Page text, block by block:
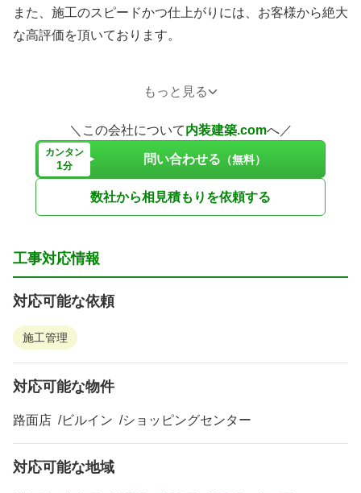
また、施工のスピードかつ仕上がりには、お客様から絶大
な高評価を頂いております。
困った事が有ったら先ずは当社へご連絡をください。
宜しくお願い申し上げます。
もっと見る
＼この会社について内装建築.comへ／
カンタン
1分 問い合わせる （無料）
数社から相見積もりを依頼する
工事対応情報
対応可能な依頼
施工管理
対応可能な物件
路面店 ビルイン ショッピングセンター
対応可能な地域